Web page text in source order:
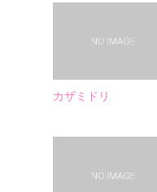
カザミドリ